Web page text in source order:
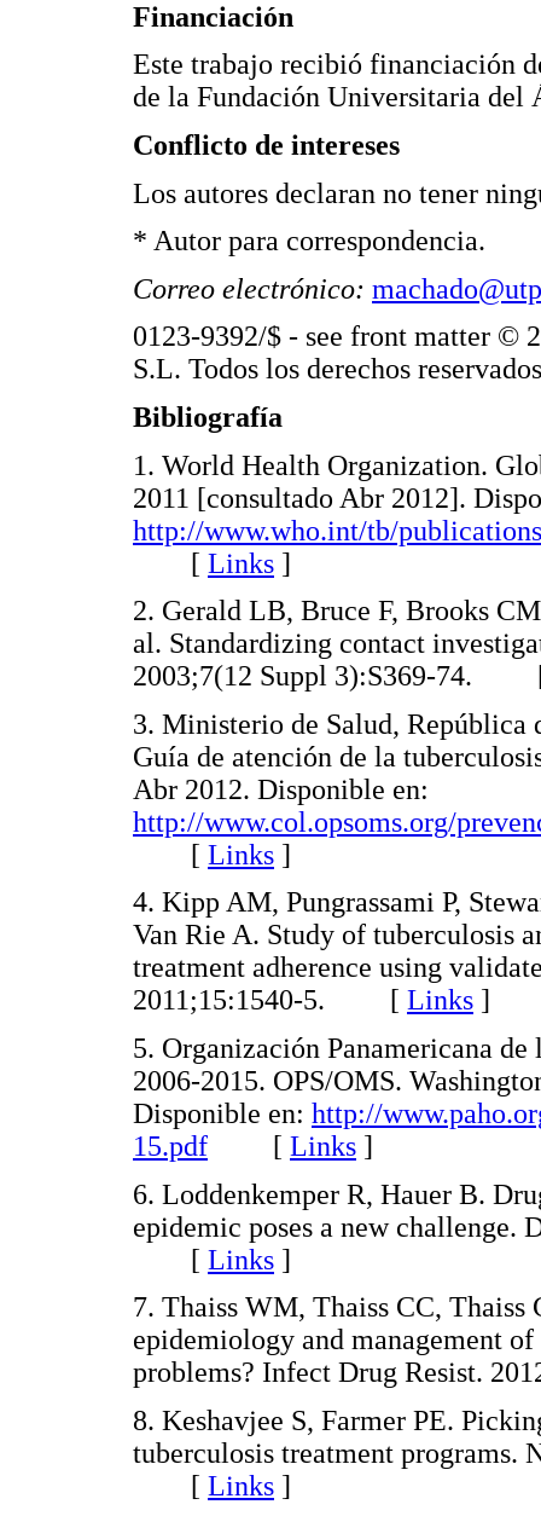
Financiación
Este trabajo recibió financiación
de la Fundación Universitaria del
Conflicto de intereses
Los autores declaran no tener
* Autor para correspondencia.
Correo electrónico:
0123-9392/$ - see front matter ©
S.L. Todos los derechos
Bibliografía
1. World Health Organization.
2011 [consultado Abr 2012].
http://www.who.int/tb/
[ Links ]
2. Gerald LB, Bruce F, Brooks
al. Standardizing contact
2003;7(12 Suppl 3):S369-
3. Ministerio de Salud, República
Guía de atención de la
Abr 2012. Disponible en:
http://www.col.opsoms.org/
[ Links ]
4. Kipp AM, Pungrassami P,
Van Rie A. Study of tuberculosis
treatment adherence using
2011;15:1540-5. [ Links ]
5. Organización Panamericana
2006-2015. OPS/OMS.
Disponible en: http://
15.pdf [ Links ]
6. Loddenkemper R, Hauer B.
epidemic poses a new challenge.
[ Links ]
7. Thaiss WM, Thaiss CC,
epidemiology and management
problems? Infect Drug Resist.
8. Keshavjee S, Farmer PE.
tuberculosis treatment programs.
[ Links ]